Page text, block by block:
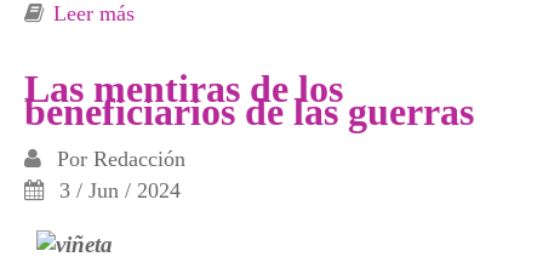
Leer más
Las mentiras de los
beneficiarios de las guerras
Por Redacción
3 / Jun / 2024